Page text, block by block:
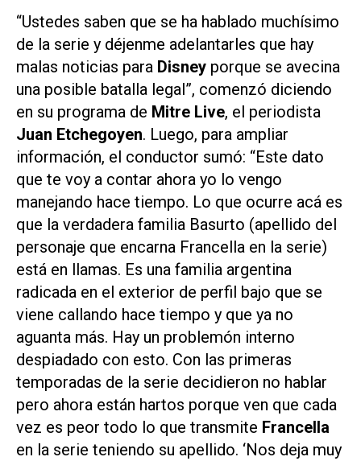
“Ustedes saben que se ha hablado muchísimo
de la serie y déjenme adelantarles que hay
malas noticias para Disney porque se avecina
una posible batalla legal”, comenzó diciendo
en su programa de Mitre Live, el periodista
Juan Etchegoyen. Luego, para ampliar
información, el conductor sumó: “Este dato
que te voy a contar ahora yo lo vengo
manejando hace tiempo. Lo que ocurre acá es
que la verdadera familia Basurto (apellido del
personaje que encarna Francella en la serie)
está en llamas. Es una familia argentina
radicada en el exterior de perfil bajo que se
viene callando hace tiempo y que ya no
aguanta más. Hay un problemón interno
despiadado con esto. Con las primeras
temporadas de la serie decidieron no hablar
pero ahora están hartos porque ven que cada
vez es peor todo lo que transmite Francella
en la serie teniendo su apellido. ‘Nos deja muy